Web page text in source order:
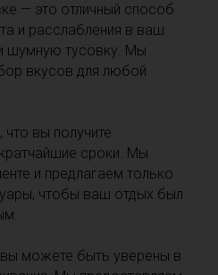
— это отличный способ
и расслабления в ваш
шумную тусовку. Мы
вкусов для любой
вы получите
сроки. Мы
и предлагаем только
чтобы ваш отдых был
можете быть уверены в